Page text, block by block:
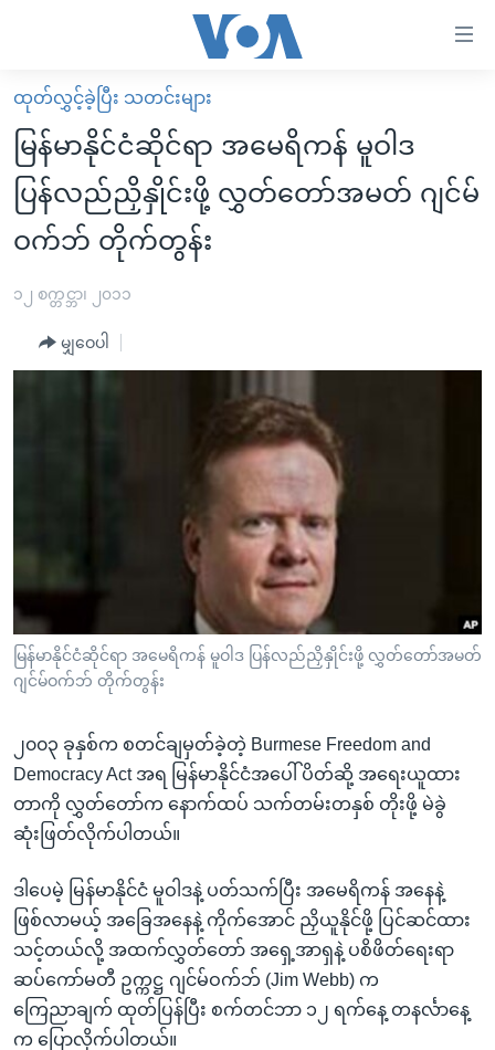
လွယ်ကူ
စေ
သည့်
Link
များ
ပင်မ
သို့
ကျော်
ကြည့်
ရန်
နေရာ
သို့
ကျော်
မူလစာမျက်နှာ
မြန်မာ
ကမ္ဘာ့သတင်းများ
နိုင်ငံတကာ
အစ္စရေး-ပါလက်စတိုင်း
ဗွီဒီယို
အင်္ဂလိပ်စာလေ့လာမယ်
သုတပဒေသာ အင်္ဂလိပ်စာ
ရေဒီယိုနှင့်ရုပ်သံ အချက်အလက်များ
ဗွီအိုအေ လူမှုကွန်ယက်များ
ဘာသာစကားများ
ထုတ်လွှင့်ခဲ့ပြီး သတင်းများ
မြန်မာနိုင်ငံဆိုင်ရာ အမေရိကန် မူဝါဒ
ပြန်လည်ညှိနှိုင်းဖို့ လွှတ်တော်အမတ် ဂျင်မ်
ဝက်ဘ် တိုက်တွန်း
၁၂ စက္တင္ဘာ၊ ၂၀၁၁
မျှဝေပါ
မြန်မာနိုင်ငံဆိုင်ရာ အမေရိကန် မူဝါဒ ပြန်လည်ညှိနှိုင်းဖို့ လွှတ်တော်အမတ်
ဂျင်မ်ဝက်ဘ် တိုက်တွန်း
၂၀၀၃ ခုနှစ်က စတင်ချမှတ်ခဲ့တဲ့ Burmese Freedom and
Democracy Act အရ မြန်မာနိုင်ငံအပေါ် ပိတ်ဆို့ အရေးယူထား
တာကို လွှတ်တော်က နောက်ထပ် သက်တမ်းတနှစ် တိုးဖို့ မဲခွဲ
ဆုံးဖြတ်လိုက်ပါတယ်။
ဒါပေမဲ့ မြန်မာနိုင်ငံ မူဝါဒနဲ့ ပတ်သက်ပြီး အမေရိကန် အနေနဲ့
ဖြစ်လာမယ့် အခြေအနေနဲ့ ကိုက်အောင် ညှိယူနိုင်ဖို့ ပြင်ဆင်ထား
သင့်တယ်လို့ အထက်လွှတ်တော် အရှေ့အာရှနဲ့ ပစိဖိတ်ရေးရာ
ဆပ်ကော်မတီ ဥက္ကဋ္ဌ ဂျင်မ်ဝက်ဘ် (Jim Webb) က
ကြေညာချက် ထုတ်ပြန်ပြီး စက်တင်ဘာ ၁၂ ရက်နေ့ တနင်္လာနေ့
က ပြောလိုက်ပါတယ်။